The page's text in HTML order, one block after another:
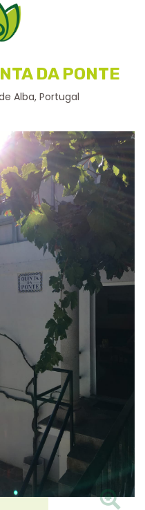
DA PONTE
Alba, Portugal